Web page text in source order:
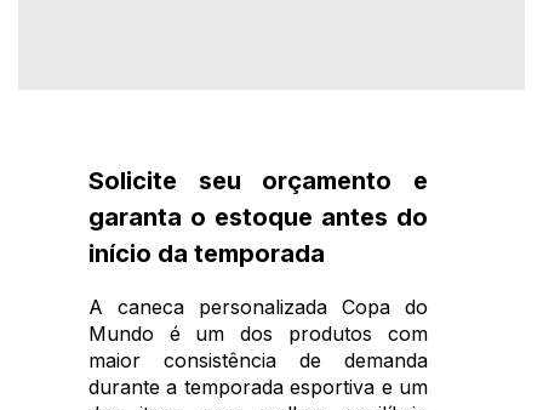
Solicite seu orçamento e
garanta o estoque antes do
início da temporada
A caneca personalizada Copa do
Mundo é um dos produtos com
maior consistência de demanda
durante a temporada esportiva e um